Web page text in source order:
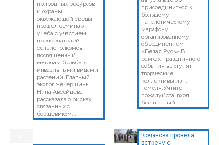
природных ресурсов
и охраны
окружающей среды
прошел семинар-
учеба с участием
председателей
сельисполкомов,
посвященный
методам борьбы с
инвазивными видами
растений. Главный
эколог Чечерщины
Нина Авсейцева
рассказала о рисках,
связанных с
борщевиком...
присоединиться к
большому
патриотическому
марафону,
организованному
объединением
«Белая Русь».В
рамках праздничного
события выступят
творческие
коллективы из г.
Гомеля.Учтите,
пожалуйста: вход
бесплатный. ...
Кочанова провела
встречу с